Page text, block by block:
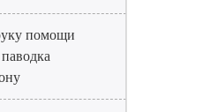
помощи